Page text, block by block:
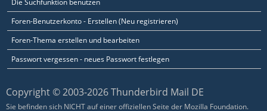
Die Suchfunktion benutzen
Foren-Benutzerkonto - Erstellen (Neu registrieren)
Foren-Thema erstellen und bearbeiten
Passwort vergessen - neues Passwort festlegen
Copyright © 2003-2026 Thunderbird Mail DE
Sie befinden sich NICHT auf einer offiziellen Seite der Mozilla Foundation.